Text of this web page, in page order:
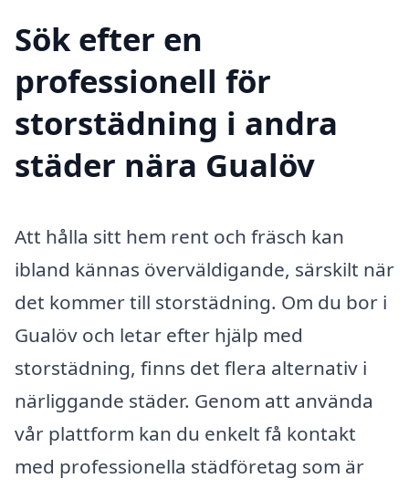
Sök efter en
professionell för
storstädning i andra
städer nära Gualöv
Att hålla sitt hem rent och fräsch kan
ibland kännas överväldigande, särskilt när
det kommer till storstädning. Om du bor i
Gualöv och letar efter hjälp med
storstädning, finns det flera alternativ i
närliggande städer. Genom att använda
vår plattform kan du enkelt få kontakt
med professionella städföretag som är